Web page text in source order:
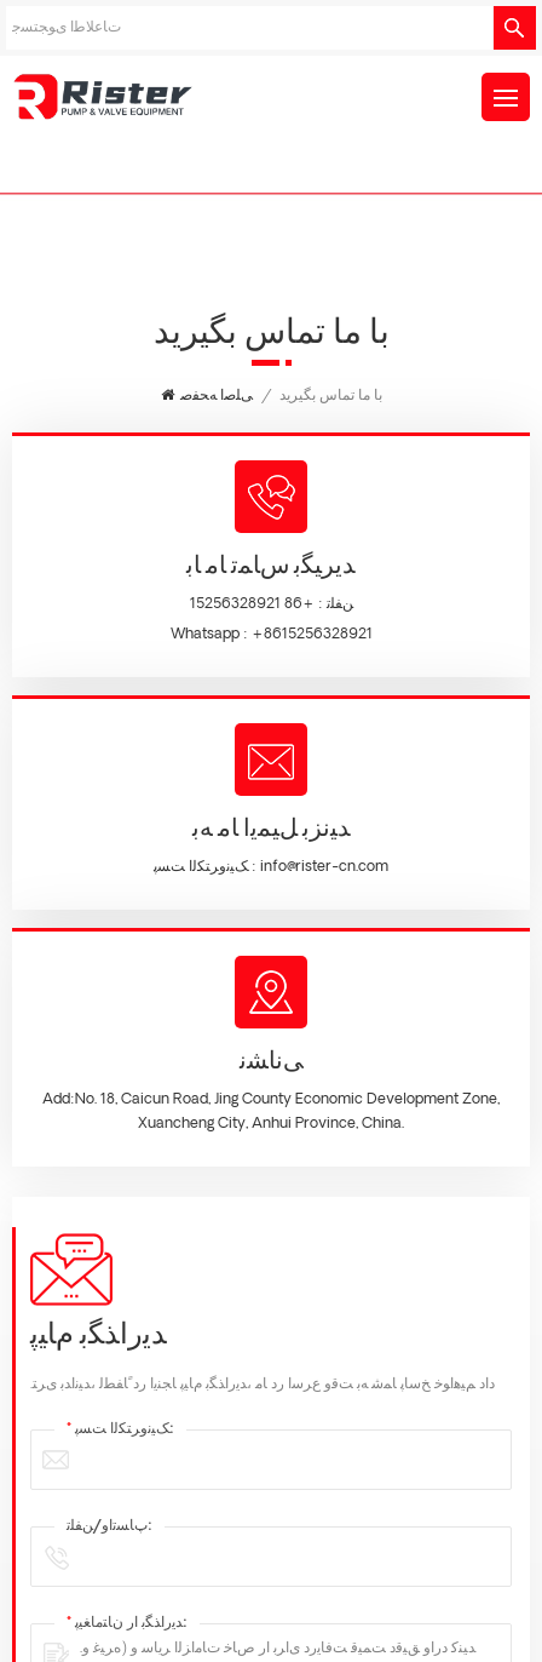
با ما تماس بگیرید
ﯽﻠﺻﺍ ﻪﺤﻔﺻ / با ما تماس بگیرید
ﺪﯾﺮﯿﮕﺑ ﺱﺎﻤﺗ ﺎﻣ ﺎﺑ
ﻦﻔﻠﺗ : +86 15256328921
Whatsapp : +8615256328921
ﺪﯿﻧﺰﺑ ﻞﯿﻤﯾﺍ ﺎﻣ ﻪﺑ
ﮏﯿﻧﻭﺮﺘﮑﻟﺍ ﺖﺴﭘ : info@rister-cn.com
ﯽﻧﺎﺸﻧ
Add:No. 18, Caicun Road, Jing County Economic Development Zone,
Xuancheng City, Anhui Province, China.
ﺪﯾﺭﺍﺬﮕﺑ ﻡﺎﯿﭘ
.ﺩﺍﺩ ﻢﯿﻫﺍﻮﺧ ﺦﺳﺎﭘ ﺎﻤﺷ ﻪﺑ ﺖﻗﻭ ﻉﺮﺳﺍ ﺭﺩ ﺎﻣ ،ﺪﯾﺭﺍﺬﮕﺑ ﻡﺎﯿﭘ ﺎﺠﻨﯾﺍ ﺭﺩ ًﺎﻔﻄﻟ ،ﺪﯿﻧﺍﺪﺑ ﯼﺮﺘ
* ﮏﯿﻧﻭﺮﺘﮑﻟﺍ ﺖﺴﭘ:
ﭖﺎﺴﺗﺍﻭ/ﻦﻔﻠﺗ:
* ﺪﯾﺭﺍﺬﮕﺑ ﺍﺭ ﻥﺎﺘﻣﺎﻐﯿﭘ: